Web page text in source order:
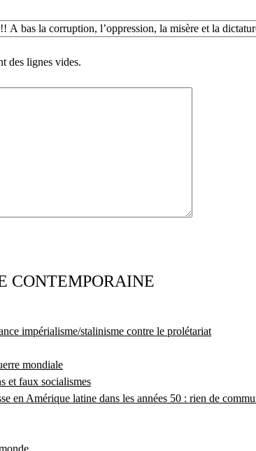
des lignes vides.
CONTEMPORAINE
impérialisme/stalinisme contre le prolétariat
mondiale
et faux socialismes
en Amérique latine dans les années 50 : rien de